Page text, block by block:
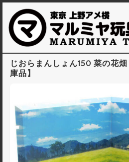
じおらまんしょん150 菜の花
庫品】